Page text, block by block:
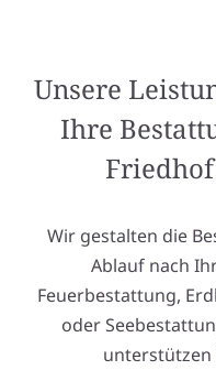
Unsere
Ihre
Wir gestalten die
Ablauf nach
Feuerbestattung,
oder
unterstützen